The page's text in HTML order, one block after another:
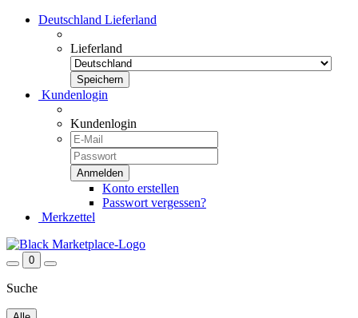
Deutschland Lieferland
Lieferland
Kundenlogin
Kundenlogin
Konto erstellen
Passwort vergessen?
Merkzettel
0
Suche